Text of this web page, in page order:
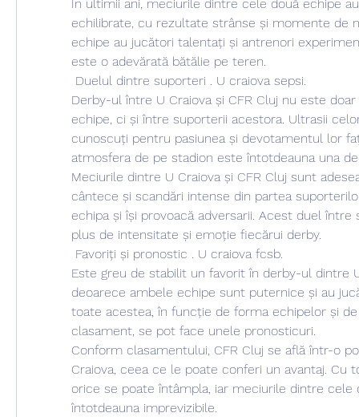
În ultimii ani, meciurile dintre cele două echipe
echilibrate, cu rezultate strânse și momente de
echipe au jucători talentați și antrenori
este o adevărată bătălie pe teren.
Duelul dintre suporteri . U craiova sepsi.
Derby-ul între U Craiova și CFR Cluj nu este
echipe, ci și între suporterii acestora. Ultrasii
cunoscuți pentru pasiunea și devotamentul lor
atmosfera de pe stadion este întotdeauna una
Meciurile dintre U Craiova și CFR Cluj sunt
cântece și scandări intense din partea
echipa și își provoacă adversarii. Acest duel între
plus de intensitate și emoție fiecărui derby.
Favoriți și pronostic . U craiova fcsb.
Este greu de stabilit un favorit în derby-ul dintre
deoarece ambele echipe sunt puternice și au
toate acestea, în funcție de forma echipelor și
clasament, se pot face unele pronosticuri.
Conform clasamentului, CFR Cluj se află într-o
Craiova, ceea ce le poate conferi un avantaj. Cu
orice se poate întâmpla, iar meciurile dintre cele
întotdeauna imprevizibile.